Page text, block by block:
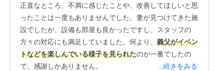
正直なところ、不満に感じたことや、改善してほしいと思
ったことは一度もありませんでした。妻が見つけてきた施
設でしたが、設備も部屋も良かったですし、スタッフの
方々の対応にも満足していました。何より、 義父がイベン
トなどを楽しんでいる様子を見られたのが一番でしたの
で、感謝しかありません。
...続きをみる